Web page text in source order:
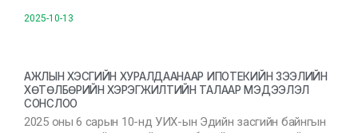
2025-10-13
АЖЛЫН ХЭСГИЙН ХУРАЛДААНААР ИПОТЕКИЙН ЗЭЭЛИЙН
ХӨТӨЛБӨРИЙН ХЭРЭГЖИЛТИЙН ТАЛААР МЭДЭЭЛЭЛ
СОНСЛОО
2025 оны 6 сарын 10-нд УИХ-ын Эдийн засгийн байнгын